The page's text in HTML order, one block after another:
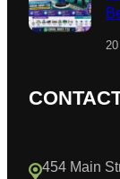
454 Main